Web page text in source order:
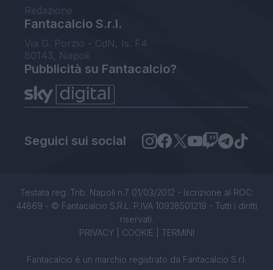
Redazione
Fantacalcio S.r.l.
Via G. Porzio - CdN, Is. F4
80143, Napoli
Pubblicità su Fantacalcio?
Seguici sui social
Testata reg. Trib. Napoli n.7 01/03/2012 - Iscrizione al ROC:
44869 - © Fantacalcio S.R.L. P.IVA 10938501219 - Tutti i diritti
riservati.
PRIVACY| COOKIE TERMINI
Fantacalcio è un marchio registrato da Fantacalcio S.r.l.